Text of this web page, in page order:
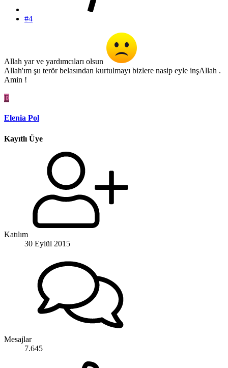
#4
Allah yar ve yardımcıları olsun
Allah'ım şu terör belasından kurtulmayı bizlere nasip eyle inşAllah .
Amin !
E
Elenia Pol
Kayıtlı Üye
Katılım
30 Eylül 2015
Mesajlar
7.645